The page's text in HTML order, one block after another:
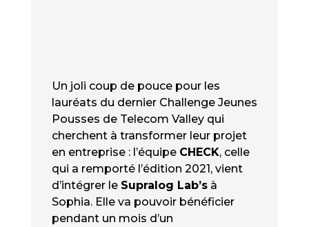
Un joli coup de pouce pour les
lauréats du dernier Challenge Jeunes
Pousses de Telecom Valley qui
cherchent à transformer leur projet
en entreprise : l’équipe CHECK, celle
qui a remporté l’édition 2021, vient
d’intégrer le Supralog Lab’sà
Sophia. Elle va pouvoir bénéficier
pendant un mois d’un